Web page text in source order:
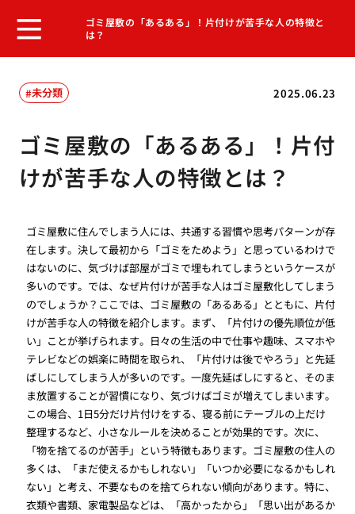
ゴミ屋敷の「あるある」！片付けが苦手な人の特徴と
は？
2025.06.23
未分類
ゴミ屋敷の「あるある」！片付
けが苦手な人の特徴とは？
ゴミ屋敷に住んでしまう人には、共通する習慣や思考パターンが存
在します。決して最初から「ゴミをためよう」と思っているわけで
はないのに、気づけば部屋がゴミで埋もれてしまうというケースが
多いのです。では、なぜ片付けが苦手な人はゴミ屋敷化してしまう
のでしょうか？ここでは、ゴミ屋敷の「あるある」とともに、片付
けが苦手な人の特徴を紹介します。まず、「片付けの優先順位が低
い」ことが挙げられます。日々の生活の中で仕事や趣味、スマホや
テレビなどの娯楽に時間を取られ、「片付けは後でやろう」と先延
ばしにしてしまう人が多いのです。一度先延ばしにすると、そのま
ま放置することが習慣になり、気づけばゴミが増えてしまいます。
この場合、1日5分だけ片付けをする、寝る前にテーブルの上だけ
整理するなど、小さなルールを決めることが効果的です。次に、
「物を捨てるのが苦手」という特徴もあります。ゴミ屋敷の住人の
多くは、「まだ使えるかもしれない」「いつか必要になるかもしれ
ない」と考え、不要なものを捨てられない傾向があります。特に、
衣類や書類、家電製品などは、「高かったから」「思い出があるか